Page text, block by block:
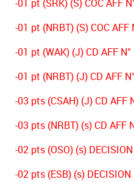
-01 pt (SRK) (S) COC AFF
-01 pt (NRBT) (S) COC AFF
-01 pt (WAK) (J) CD AFF N°
-01 pt (NRBT) (J) CD AFF
-03 pts (CSAH) (J) CD AFF
-03 pts (NRBT) (s) CD AFF
-02 pts (OSO) (s) DECISION
-02 pts (ESB) (s) DECISION